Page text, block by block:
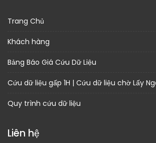
Trang Chủ
Khách hàng
Bảng Báo Giá Cứu Dữ Liệu
Cứu dữ liệu gấp 1H | Cứu dữ liệu chờ Lấy
Quy trình cứu dữ liệu
Liên hệ